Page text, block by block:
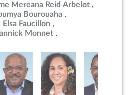
Mereana Reid Arbelot
Bourouaha
Elsa Faucillon
Monnet